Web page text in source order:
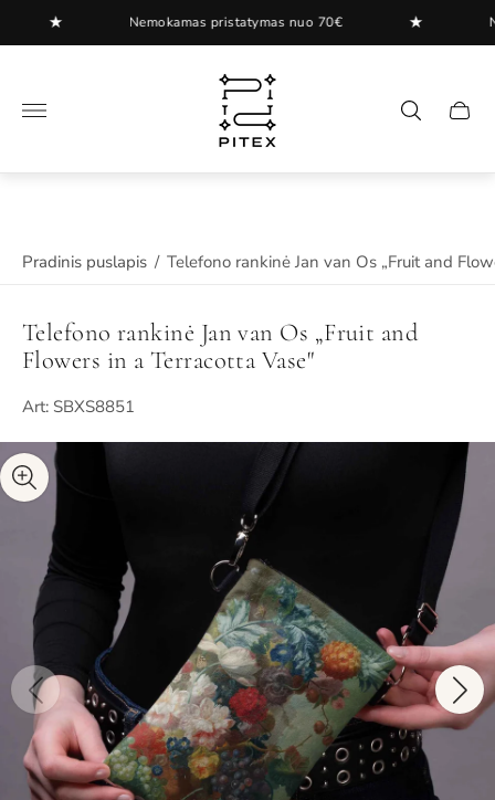
Nemokamas pristatymas nuo 70€
"
Pradinis puslapis / Telefono rankinė Jan van Os „Fruit and
Telefono rankinė Jan van Os „Fruit and
Flowers in a Terracotta Vase"
Art: SBXS8851